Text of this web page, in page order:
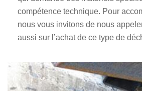
compétence technique. Pour
nous vous invitons de nous
aussi sur l’achat de ce type de